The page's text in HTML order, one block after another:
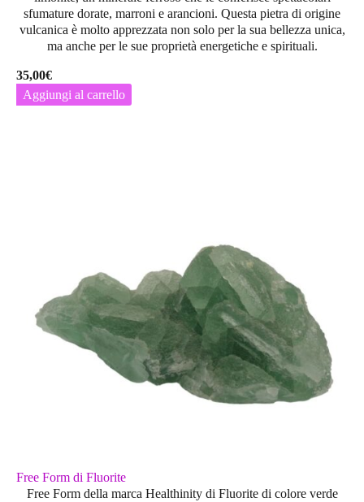
sfumature dorate, marroni e arancioni. Questa pietra di origine
vulcanica è molto apprezzata non solo per la sua bellezza unica,
ma anche per le sue proprietà energetiche e spirituali.
35,00€
Aggiungi al carrello
Free Form di Fluorite
Free Form della marca Healthinity di Fluorite di colore verde